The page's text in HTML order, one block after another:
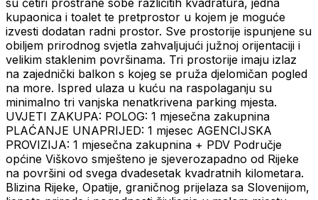
su četiri prostrane sobe različitih kvadratura, jedna
kupaonica i toalet te pretprostor u kojem je moguće
izvesti dodatan radni prostor. Sve prostorije ispunjene su
obiljem prirodnog svjetla zahvaljujući južnoj orijentaciji i
velikim staklenim površinama. Tri prostorije imaju izlaz
na zajednički balkon s kojeg se pruža djelomičan pogled
na more. Ispred ulaza u kuću na raspolaganju su
minimalno tri vanjska nenatkrivena parking mjesta.
UVJETI ZAKUPA: POLOG: 1 mjesečna zakupnina
PLAĆANJE UNAPRIJED: 1 mjesec AGENCIJSKA
PROVIZIJA: 1 mjesečna zakupnina + PDV Područje
općine Viškovo smješteno je sjeverozapadno od Rijeke
na površini od svega dvadesetak kvadratnih kilometara.
Blizina Rijeke, Opatije, graničnog prijelaza sa Slovenijom,